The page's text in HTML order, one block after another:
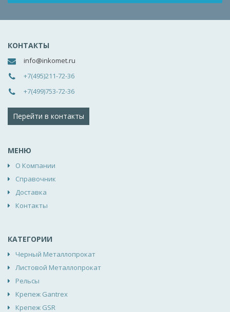
КОНТАКТЫ
info@inkomet.ru
+7(495)211-72-36
+7(499)753-72-36
Перейти в контакты
МЕНЮ
О Компании
Справочник
Доставка
Контакты
КАТЕГОРИИ
Черный Металлопрокат
Листовой Металлопрокат
Рельсы
Крепеж Gantrex
Крепеж GSR